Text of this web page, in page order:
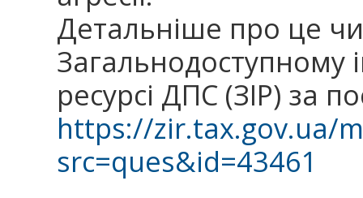
Детальніше про це
Загальнодоступному
ресурсі ДПС (ЗІР) за
https://zir.tax.gov.ua/
src=ques&id=43461